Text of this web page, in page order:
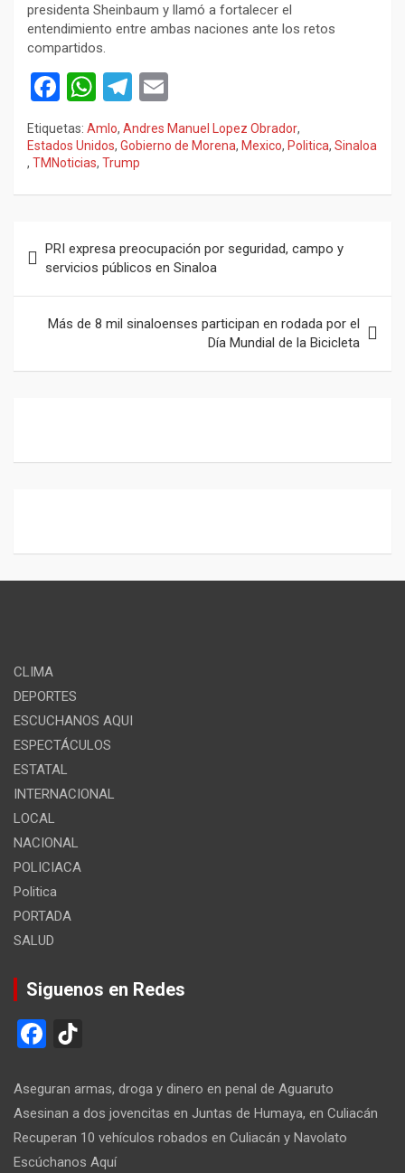
presidenta Sheinbaum y llamó a fortalecer el
entendimiento entre ambas naciones ante los retos
compartidos.
F
a
ce
b
o
k
W
h
at
s
A
p
T
el
e
gr
a
m
ail
Etiquetas: Amlo, Andres Manuel Lopez Obrador,
Estados Unidos, Gobierno de Morena, Mexico, Politica, Sinaloa
, TMNoticias, Trump
de
entradas
PRI expresa preocupación por seguridad, campo y
servicios públicos en Sinaloa
Más de 8 mil sinaloenses participan en rodada por el
Día Mundial de la Bicicleta
CLIMA
DEPORTES
ESCUCHANOS AQUI
ESPECTÁCULOS
ESTATAL
INTERNACIONAL
LOCAL
NACIONAL
POLICIACA
Politica
PORTADA
SALUD
Siguenos en Redes
F
ce
b
o
T
o
k
Aseguran armas, droga y dinero en penal de Aguaruto
Asesinan a dos jovencitas en Juntas de Humaya, en Culiacán
Recuperan 10 vehículos robados en Culiacán y Navolato
Escúchanos Aquí